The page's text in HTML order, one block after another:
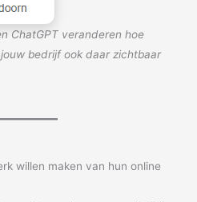
ChatGPT veranderen hoe
bedrijf ook daar zichtbaar
willen maken van hun online